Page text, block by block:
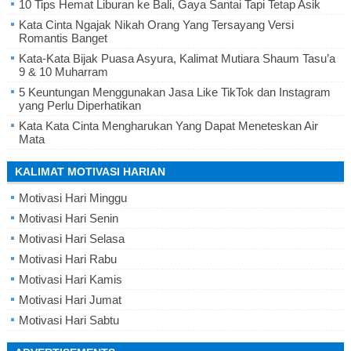
10 Tips Hemat Liburan ke Bali, Gaya Santai Tapi Tetap Asik
Kata Cinta Ngajak Nikah Orang Yang Tersayang Versi
Romantis Banget
Kata-Kata Bijak Puasa Asyura, Kalimat Mutiara Shaum Tasu’a
9 & 10 Muharram
5 Keuntungan Menggunakan Jasa Like TikTok dan Instagram
yang Perlu Diperhatikan
Kata Kata Cinta Mengharukan Yang Dapat Meneteskan Air
Mata
KALIMAT MOTIVASI HARIAN
Motivasi Hari Minggu
Motivasi Hari Senin
Motivasi Hari Selasa
Motivasi Hari Rabu
Motivasi Hari Kamis
Motivasi Hari Jumat
Motivasi Hari Sabtu